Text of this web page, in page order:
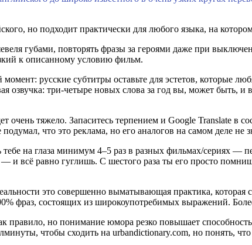
но подходит практически для любого языка, на
губами, повторять фразы за героями даже при
к описанному условию фильм.
русские субтитры оставьте для эстетов, которые
озвучка: три-четыре новых слова за год вы, может быть,
тяжело. Запаситесь терпением и Google Translate в
что это реклама, но его аналогов на самом деле не
на глаза минимум 4–5 раз в разных фильмах/сериях —
всё равно гуглишь. С шестого раза ты его просто
это совершенно выматывающая практика, которая
фраз, состоящих из широкоупотребимых выражений.
но понимание юмора резко повышает способность
чтобы сходить на urbandictionary.com, но понять, что